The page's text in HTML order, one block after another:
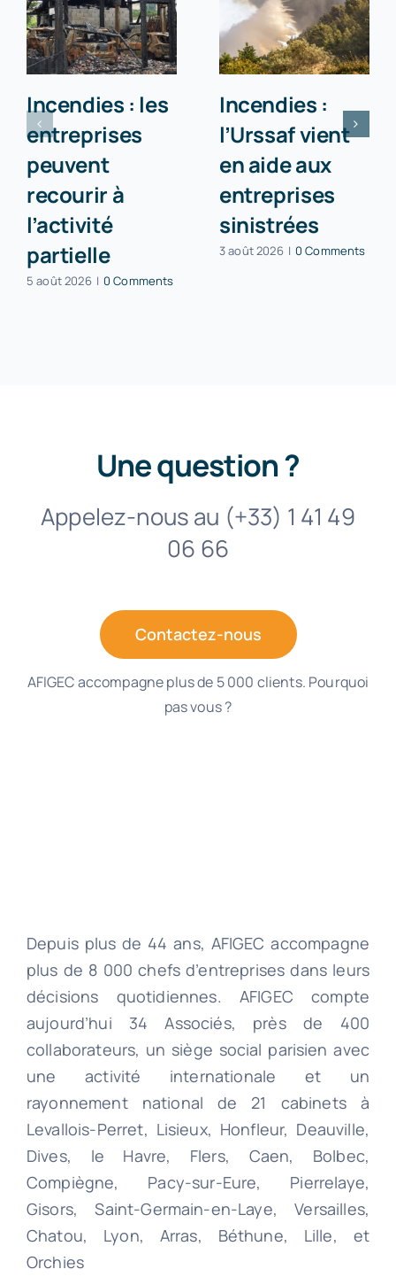
Incendies : les
entreprises
peuvent
recourir à
l’activité
partielle
5 août 2026 | 0 Comments
Incendies :
l’Urssaf vient
en aide aux
entreprises
sinistrées
3 août 2026 | 0 Comments
Une question ?
Appelez-nous au (+33) 1 41 49
06 66
Contactez-nous
AFIGEC accompagne plus de 5 000 clients. Pourquoi
pas vous ?
Depuis plus de 44 ans, AFIGEC accompagne
plus de 8 000 chefs d’entreprises dans leurs
décisions quotidiennes. AFIGEC compte
aujourd’hui 34 Associés, près de 400
collaborateurs, un siège social parisien avec
une activité internationale et un
rayonnement national de 21 cabinets à
Levallois-Perret, Lisieux, Honfleur, Deauville,
Dives, le Havre, Flers, Caen, Bolbec,
Compiègne, Pacy-sur-Eure, Pierrelaye,
Gisors, Saint-Germain-en-Laye, Versailles,
Chatou, Lyon, Arras, Béthune, Lille, et
Orchies